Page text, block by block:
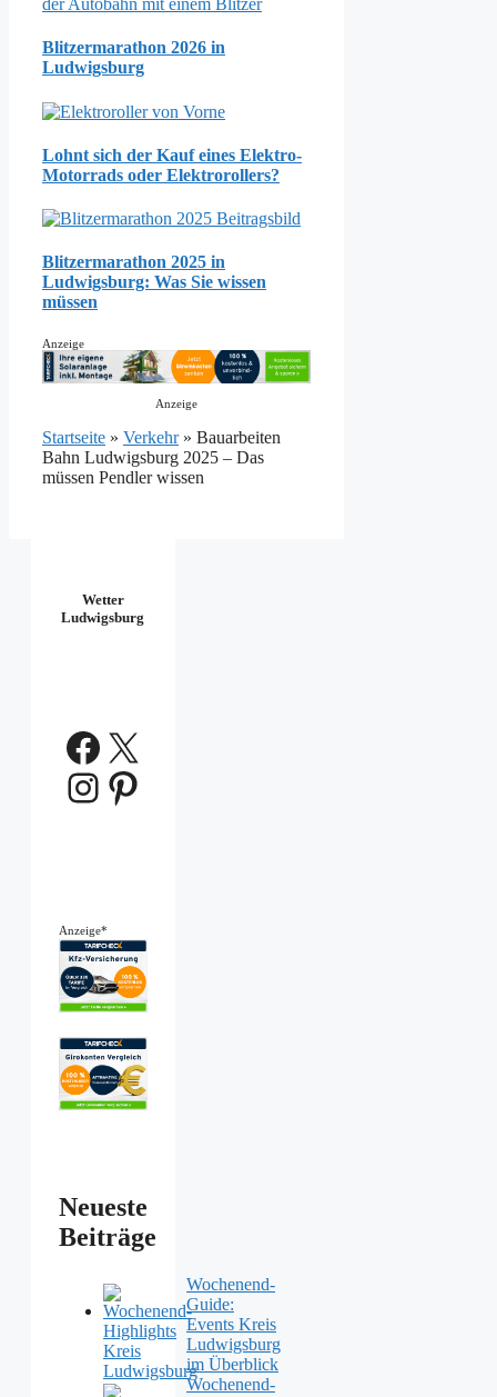
Blitzermarathon 2026 in
Ludwigsburg
Lohnt sich der Kauf eines Elektro-
Motorrads oder Elektrorollers?
Blitzermarathon 2025 in
Ludwigsburg: Was Sie wissen
müssen
Anzeige
Anzeige
Startseite » Verkehr» Bauarbeiten
Bahn Ludwigsburg 2025 – Das
müssen Pendler wissen
Wetter
Ludwigsburg
Facebook
X
Instagram
Pinterest
Anzeige*
Neueste
Beiträge
Wochenend-
Guide:
Events Kreis
Ludwigsburg
im Überblick
Wochenend-